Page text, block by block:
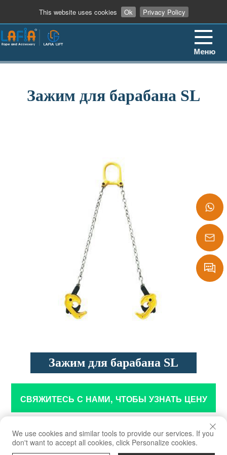
This website uses cookies Ok Privacy Policy
+86
Message
+86 13862909906
Меню
Зажим для барабана SL
Зажим для барабана SL
СВЯЖИТЕСЬ С НАМИ, ЧТОБЫ УЗНАТЬ ЦЕНУ
Для безопасного подъема и транспортировки стальных
We use cookies and similar tools to provide our services. If you
don't want to accept all cookies, click Personalize cookies.